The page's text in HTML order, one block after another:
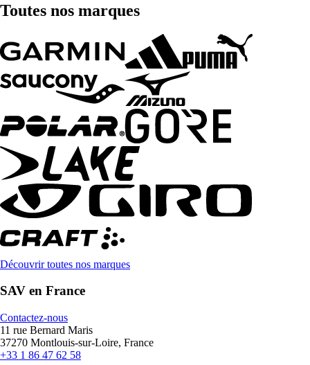
Toutes nos marques
Découvrir toutes nos marques
SAV en France
Contactez-nous
11 rue Bernard Maris
37270 Montlouis-sur-Loire, France
+33 1 86 47 62 58